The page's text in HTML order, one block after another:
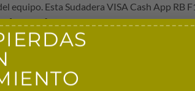
equipo. Esta Sudadera VISA Cash App RB
y los Racing Bulls de Visa Cash
oficial